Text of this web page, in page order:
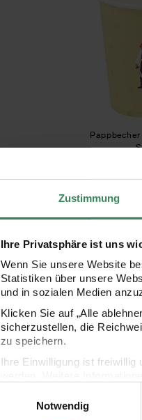
Zustimmung
Ihre Privatsphäre ist uns
Wenn Sie unsere Website
Statistiken über unsere
und in sozialen Medien
Klicken Sie auf „Alle
sicherzustellen, die
zu speichern.
Ihre Einwilligung ist freiwillig
Impressum
Datenschutz
Notwendig